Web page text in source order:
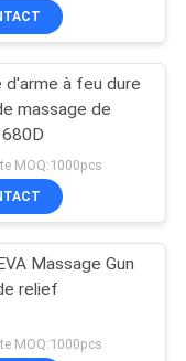
d'arme à feu dure
massage de
MOQ:1000pcs
Massage Gun
relief
MOQ:1000pcs